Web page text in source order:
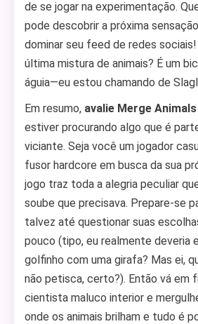
de se jogar na experimentação.
pode descobrir a próxima
dominar seu feed de redes sociais!
última mistura de animais? É um
águia—eu estou chamando de
Em resumo, avalie Merge Animals
estiver procurando algo que é
viciante. Seja você um jogador
fusor hardcore em busca da sua
jogo traz toda a alegria peculiar
soube que precisava. Prepare-se
talvez até questionar suas
pouco (tipo, eu realmente deveria
golfinho com uma girafa? Mas ei,
não petisca, certo?). Então vá em
cientista maluco interior e
onde os animais brilham e tudo é